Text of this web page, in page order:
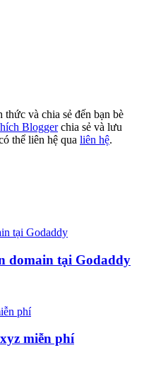
và chia sẻ đến bạn bè
Bloggerchia sẻ và lưu
thể liên hệ qua liên hệ.
domain tại Godaddy
miễn phí